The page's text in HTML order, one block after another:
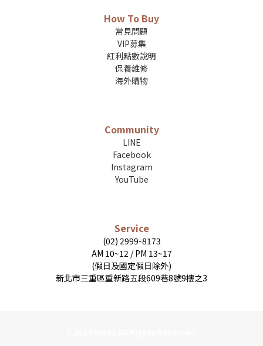
How To Buy
常見問題
VIP募集
紅利點數說明
保養維修
海外購物
Community
LINE
Facebook
Instagram
YouTube
Service
(02) 2999-8173
AM 10~12 / PM 13~17
(假日及國定假日除外)
新北市三重區重新路五段609巷8號9樓之3